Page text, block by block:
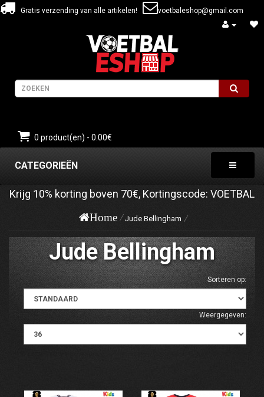
Gratis verzending van alle artikelen! voetbaleshop@gmail.com
0 product(en) - 0.00€
CATEGORIEËN
Krijg 10% korting boven 70€, Kortingscode: VOETBAL
Home Jude Bellingham
Jude Bellingham
Sorteren op:
Weergegeven: